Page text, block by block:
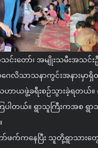
င်းတော်၊ အမျိုးသမီးအသင်း
ေလိသာသနာကွင်းအနားမှာရှိ
ာယဖွဲ့ခရီးစဉ်သွားခဲ့ရတယ်။
ါတယ်။ ရွာသူကြီးကအစ ရွာသ
ဖက်ကနေပြီး သူတို့ရွာသားတွ